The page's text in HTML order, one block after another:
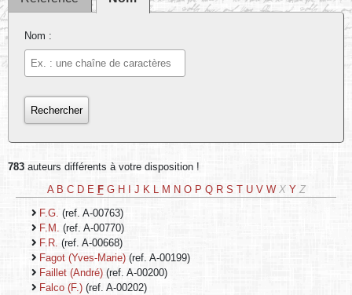
Nom :
783 auteurs différents à votre disposition !
A B C D E F G H J K M N O P Q R S T U V W X Y Z
F.G. (ref. A-00763)
F.M. (ref. A-00770)
F.R. (ref. A-00668)
Fagot (Yves-Marie) (ref. A-00199)
Faillet (André) (ref. A-00200)
Falco (F.) (ref. A-00202)